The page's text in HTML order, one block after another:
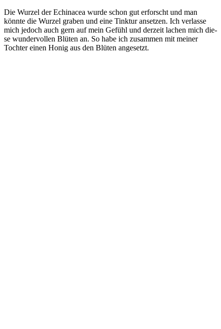
Die Wur­zel der Echinacea wur­de schon gut erforscht und man
könn­te die Wur­zel gra­ben und eine Tink­tur anset­zen. Ich ver­las­se
mich jedoch auch gern auf mein Gefühl und der­zeit lachen mich die­
se wun­der­vol­len Blü­ten an. So habe ich zusam­men mit mei­ner
Toch­ter einen Honig aus den Blü­ten angesetzt.